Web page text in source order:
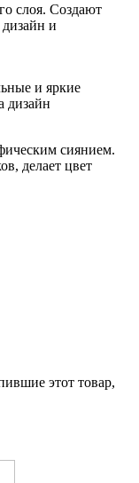
слоя. Создают
и
и яркие
дизайн
сиянием.
делает цвет
этот товар,